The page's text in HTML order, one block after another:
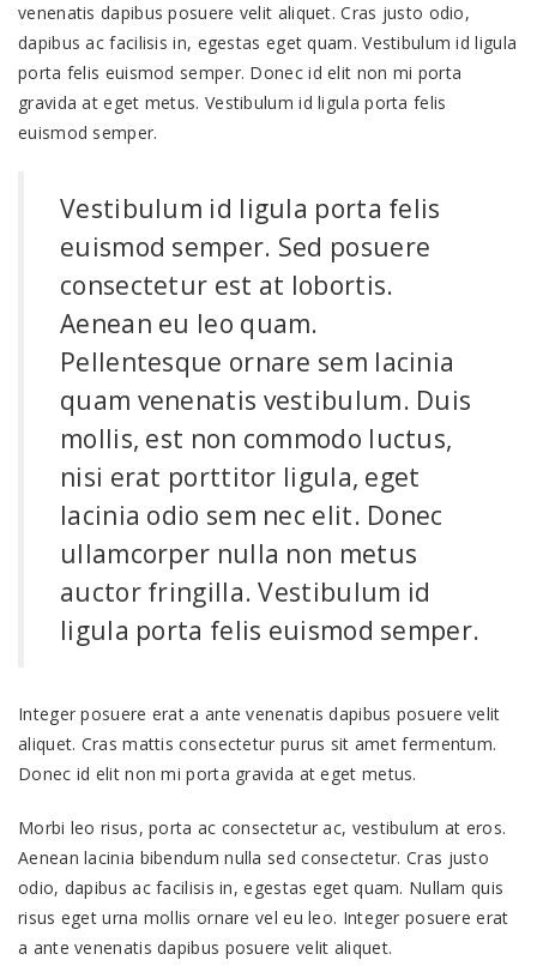
venenatis dapibus posuere velit aliquet. Cras justo odio,
dapibus ac facilisis in, egestas eget quam. Vestibulum id ligula
porta felis euismod semper. Donec id elit non mi porta
gravida at eget metus. Vestibulum id ligula porta felis
euismod semper.
Vestibulum id ligula porta felis
euismod semper. Sed posuere
consectetur est at lobortis.
Aenean eu leo quam.
Pellentesque ornare sem lacinia
quam venenatis vestibulum. Duis
mollis, est non commodo luctus,
nisi erat porttitor ligula, eget
lacinia odio sem nec elit. Donec
ullamcorper nulla non metus
auctor fringilla. Vestibulum id
ligula porta felis euismod semper.
Integer posuere erat a ante venenatis dapibus posuere velit
aliquet. Cras mattis consectetur purus sit amet fermentum.
Donec id elit non mi porta gravida at eget metus.
Morbi leo risus, porta ac consectetur ac, vestibulum at eros.
Aenean lacinia bibendum nulla sed consectetur. Cras justo
odio, dapibus ac facilisis in, egestas eget quam. Nullam quis
risus eget urna mollis ornare vel eu leo. Integer posuere erat
a ante venenatis dapibus posuere velit aliquet.